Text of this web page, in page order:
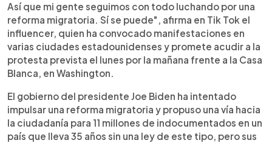
Así que mi gente seguimos con todo luchando por una
reforma migratoria. Sí se puede", afirma en Tik Tok el
influencer, quien ha convocado manifestaciones en
varias ciudades estadounidenses y promete acudir a la
protesta prevista el lunes por la mañana frente a la Casa
Blanca, en Washington.
El gobierno del presidente Joe Biden ha intentado
impulsar una reforma migratoria y propuso una vía hacia
la ciudadanía para 11 millones de indocumentados en un
país que lleva 35 años sin una ley de este tipo, pero sus